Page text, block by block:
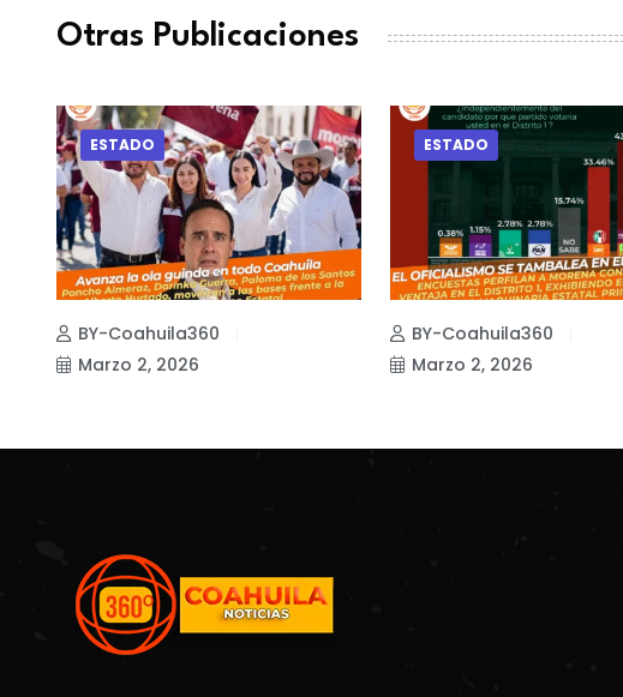
Otras Publicaciones
ESTADO
BY-Coahuila360
Marzo 2, 2026
ESTADO
BY-Coahuila360
Marzo 2, 2026